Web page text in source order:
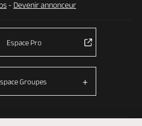
- Devenir annonceur
Espace Pro
Groupes